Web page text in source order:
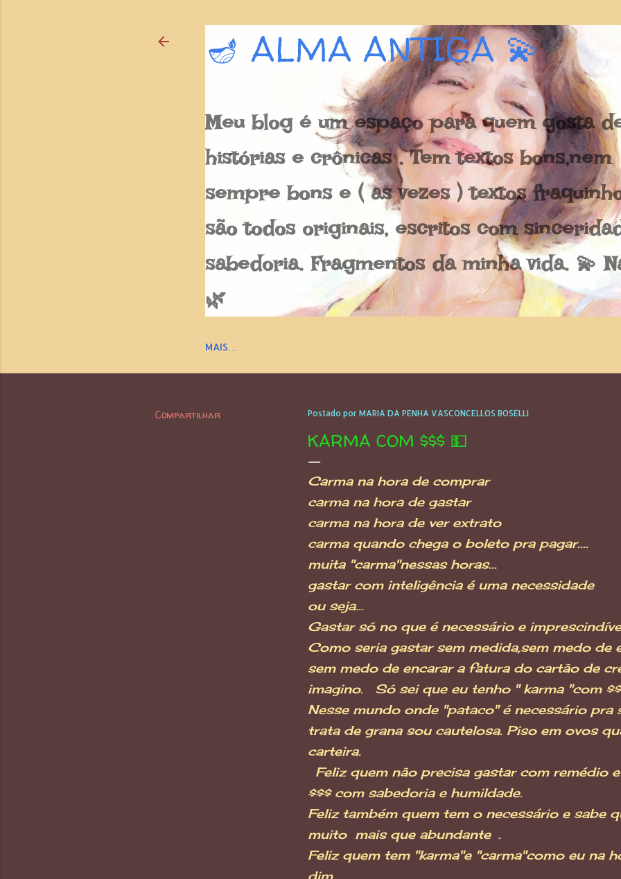
🪔 ALMA ANTIGA 💫
Meu blog é um espaço para quem gosta
histórias e crônicas . Tem textos bons,nem
sempre bons e ( as vezes ) textos
são todos originais, escritos com
sabedoria. Fragmentos da minha vida. 💫
🌿
MAIS…
Compartilhar Postado por MARIA DA PENHA VASCONCELLOS BOSELLI
KARMA COM $$$ 💵
Carma na hora de comprar
carma na hora de gastar
carma na hora de ver extrato
carma quando chega o boleto pra pagar....
muita "carma"nessas horas...
gastar com inteligência é uma necessidade
ou seja...
Gastar só no que é necessário e
Como seria gastar sem medida,sem medo de
sem medo de encarar a fatura do cartão de
imagino. Só sei que eu tenho " karma "com
Nesse mundo onde "pataco" é necessário pra
trata de grana sou cautelosa. Piso em ovos
carteira.
Feliz quem não precisa gastar com remédio
$$$ com sabedoria e humildade.
Feliz também quem tem o necessário e sabe
muito mais que abundante .
Feliz quem tem "karma"e "carma"como eu na
dim.